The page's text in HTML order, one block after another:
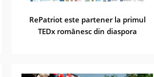
RePatriot este partener la primul
TEDx românesc din diaspora